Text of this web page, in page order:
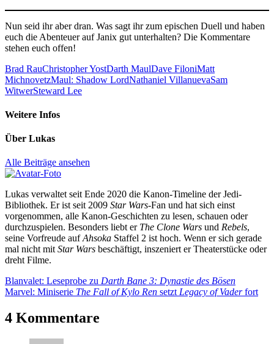
Nun seid ihr aber dran. Was sagt ihr zum epischen Duell und haben
euch die Abenteuer auf Janix gut unterhalten? Die Kommentare
stehen euch offen!
Brad RauChristopher YostDarth MaulDave FiloniMatt
MichnovetzMaul: Shadow LordNathaniel VillanuevaSam
WitwerSteward Lee
Weitere Infos
Über Lukas
Alle Beiträge ansehen
Lukas verwaltet seit Ende 2020 die Kanon-Timeline der Jedi-
Bibliothek. Er ist seit 2009 Star Wars-Fan und hat sich einst
vorgenommen, alle Kanon-Geschichten zu lesen, schauen oder
durchzuspielen. Besonders liebt er The Clone Wars und Rebels,
seine Vorfreude aufAhsoka Staffel 2 ist hoch. Wenn er sich gerade
mal nicht mitStar Wars beschäftigt, inszeniert er Theaterstücke oder
dreht Filme.
Beitragsnavigation
Vorheriger
Beitrag:
Blanvalet: Leseprobe zu Darth Bane 3: Dynastie des Bösen
Nächster
Marvel: Miniserie The Fall of Kylo Ren setztLegacy of Vaderfort
4 Kommentare